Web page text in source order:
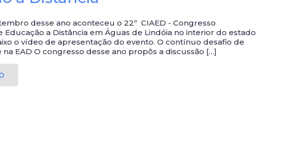
desse ano aconteceu o 22º CIAED - Congresso
Educação a Distância em Águas de Lindóia no interior do estado
o vídeo de apresentação do evento. O contínuo desafio de
EAD O congresso desse ano propôs a discussão […]